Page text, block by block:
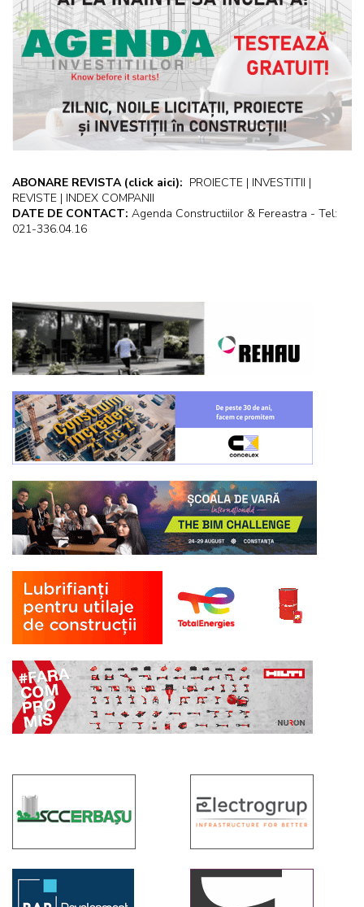
ABONARE REVISTA (click aici): PROIECTE | INVESTITII |
REVISTE | INDEX COMPANII
DATE DE CONTACT: Agenda Constructiilor & Fereastra - Tel:
021-336.04.16